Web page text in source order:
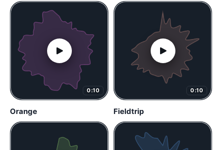
0:10
Orange
0:10
Fieldtrip